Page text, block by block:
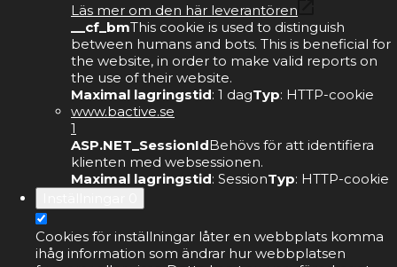
Läs mer om den här leverantören
__cf_bmThis cookie is used to distinguish
between humans and bots. This is beneficial for
the website, in order to make valid reports on
the use of their website.
Maximal lagringstid: 1 dagTyp: HTTP-cookie
www.bactive.se
1
ASP.NET_SessionIdBehövs för att identifiera
klienten med websessionen.
Maximal lagringstid: SessionTyp: HTTP-cookie
Cookies för inställningar låter en webbplats komma
ihåg information som ändrar hur webbplatsen